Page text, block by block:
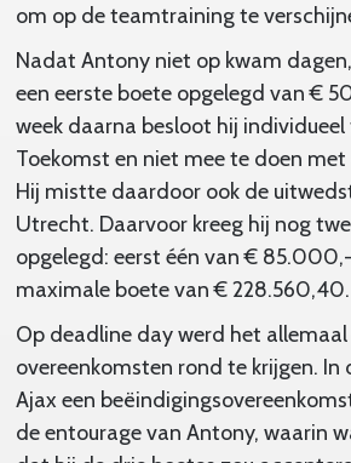
om op de teamtraining te
Nadat Antony niet op kwam
een eerste boete opgelegd van €
week daarna besloot hij
Toekomst en niet mee te doen
Hij mistte daardoor ook de
Utrecht. Daarvoor kreeg hij nog
opgelegd: eerst één van €
maximale boete van € 228.560,40.
Op deadline day werd het
overeenkomsten rond te krijgen.
Ajax een
de entourage van Antony, waarin